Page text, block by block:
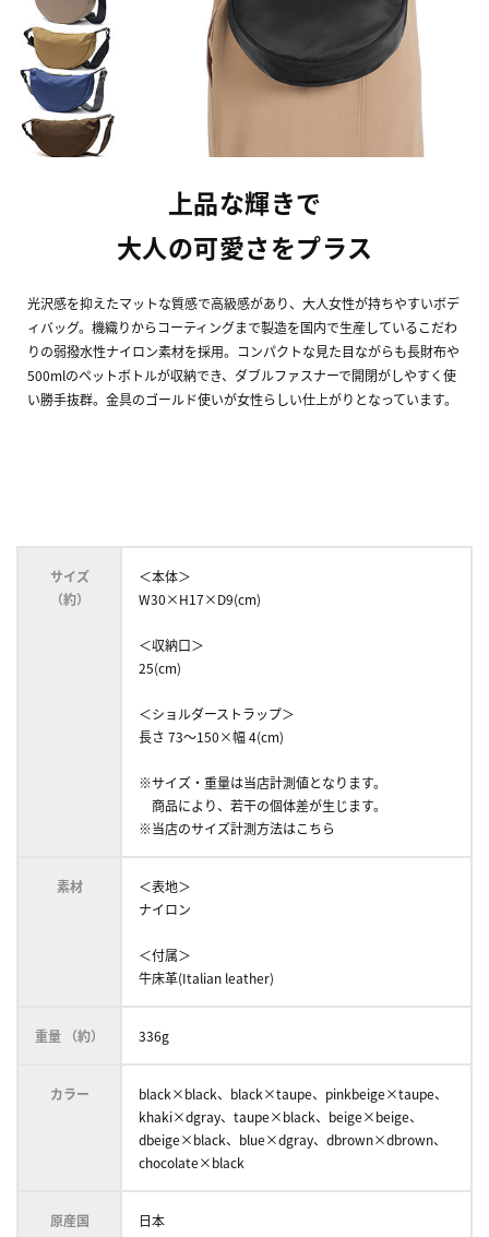
上品な輝きで
大人の可愛さをプラス
光沢感を抑えたマットな質感で高級感があり、大人女性が持ちやすいボデ
ィバッグ。機織りからコーティングまで製造を国内で生産しているこだわ
りの弱撥水性ナイロン素材を採用。コンパクトな見た目ながらも長財布や
500mlのペットボトルが収納でき、ダブルファスナーで開閉がしやすく使
い勝手抜群。金具のゴールド使いが女性らしい仕上がりとなっています。
サイズ
（約）
＜本体＞
W30×H17×D9(cm)
＜収納口＞
25(cm)
＜ショルダーストラップ＞
長さ 73～150×幅 4(cm)
※サイズ・重量は当店計測値となります。
商品により、若干の個体差が生じます。
※当店のサイズ計測方法はこちら
素材
＜表地＞
ナイロン
＜付属＞
牛床革(Italian leather)
重量 （約） 336g
カラー
black×black、black×taupe、pinkbeige×taupe、
khaki×dgray、taupe×black、beige×beige、
dbeige×black、blue×dgray、dbrown×dbrown、
chocolate×black
原産国 日本